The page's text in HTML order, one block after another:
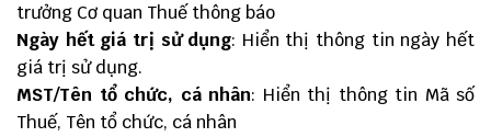
trưởng Cơ quan Thuế thông báo
Ngày hết giá trị sử dụng: Hiển thị thông tin ngày hết
giá trị sử dụng.
MST/Tên tổ chức, cá nhân: Hiển thị thông tin Mã số
Thuế, Tên tổ chức, cá nhân